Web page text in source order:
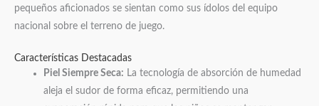
pequeños aficionados se sientan como sus ídolos del equipo
nacional sobre el terreno de juego.
Características Destacadas
Piel Siempre Seca: La tecnología de absorción de humedad
aleja el sudor de forma eficaz, permitiendo una